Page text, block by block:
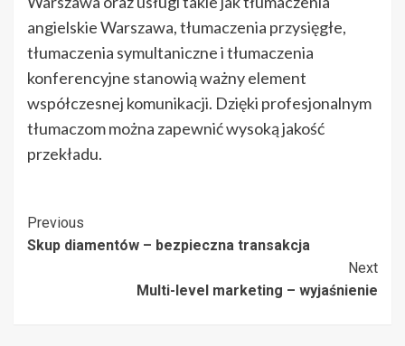
angielskie Warszawa, tłumaczenia przysięgłe,
tłumaczenia symultaniczne i tłumaczenia
konferencyjne stanowią ważny element
współczesnej komunikacji. Dzięki profesjonalnym
tłumaczom można zapewnić wysoką jakość
przekładu.
Post
Navigation
Previous
Skup diamentów – bezpieczna transakcja
Next
Multi-level marketing – wyjaśnienie